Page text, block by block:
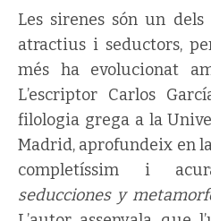
Les sirenes són un
atractius i seductors,
més ha evolucionat
L’escriptor Carlos
filologia grega a la
Madrid, aprofundeix en
completíssim i
seducciones y